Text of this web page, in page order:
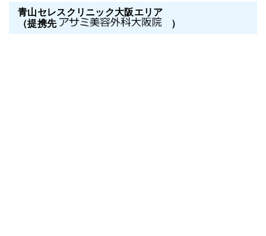
青山セレスクリニック大阪エリア
（提携先
）